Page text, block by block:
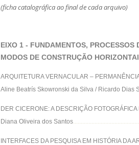
(ficha catalográfica ao final de cada arquivo)
EIXO 1 - FUNDAMENTOS,
MODOS DE CONSTRUÇÃO
ARQUITETURA VERNACULAR –
Aline Beatrís Skowronski da Silva / Ricardo Dias
DER CICERONE: A DESCRIÇÃO
Diana Oliveira dos Santos
INTERFACES DA PESQUISA EM HISTÓRIA DA